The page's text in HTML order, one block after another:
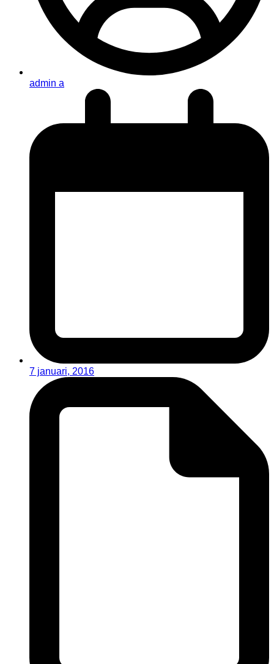
admin a
7 januari, 2016